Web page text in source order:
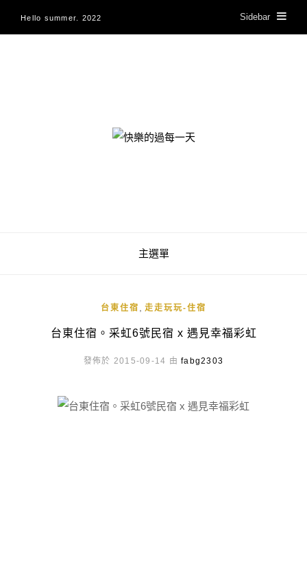
Hello summer. 2022 Sidebar
快樂的過每一天
主選單
台東住宿 走走玩玩-住宿
台東住宿。采虹6號民宿 x 遇見幸福彩虹
發佈於 2015-09-14 由fabg2303